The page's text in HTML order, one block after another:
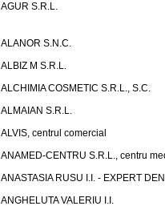
AGUR S.R.L.
ALANOR S.N.C.
ALBIZ M S.R.L.
ALCHIMIA COSMETIC S.R.L., S.C.
ALMAIAN S.R.L.
ALVIS, centrul comercial
ANAMED-CENTRU S.R.L., centru
ANASTASIA RUSU I.I. - EXPERT
ANGHELUTA VALERIU I.I.